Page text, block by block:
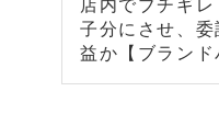
店内でブチギ
子分にさせ、
益か【ブランド